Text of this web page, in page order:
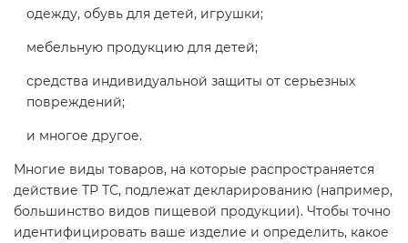
одежду, обувь для детей, игрушки;
мебельную продукцию для детей;
средства индивидуальной защиты от серьезных
повреждений;
и многое другое.
Многие виды товаров, на которые распространяется
действие ТР ТС, подлежат декларированию (например,
большинство видов пищевой продукции). Чтобы точно
идентифицировать ваше изделие и определить, какое